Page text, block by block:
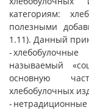
категориям:
полезными
1.11). Данный
-
называемый
основную
хлебобулочных
-